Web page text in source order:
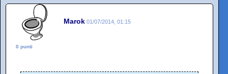
Marok 01/07/2014, 01:15
0 punti